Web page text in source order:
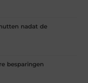
nadat de
besparingen